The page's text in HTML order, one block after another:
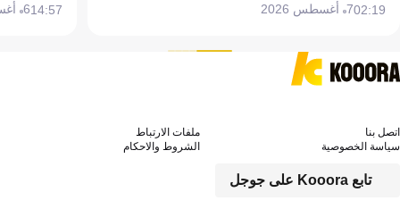
02:197 أغسطس 2026 14:576 أغسطس 2026
تابع Kooora على جوجل
اتصل بنا
ملفات الارتباط
سياسة الخصوصية
الشروط والاحكام